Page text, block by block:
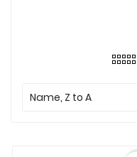
Name, Z to A